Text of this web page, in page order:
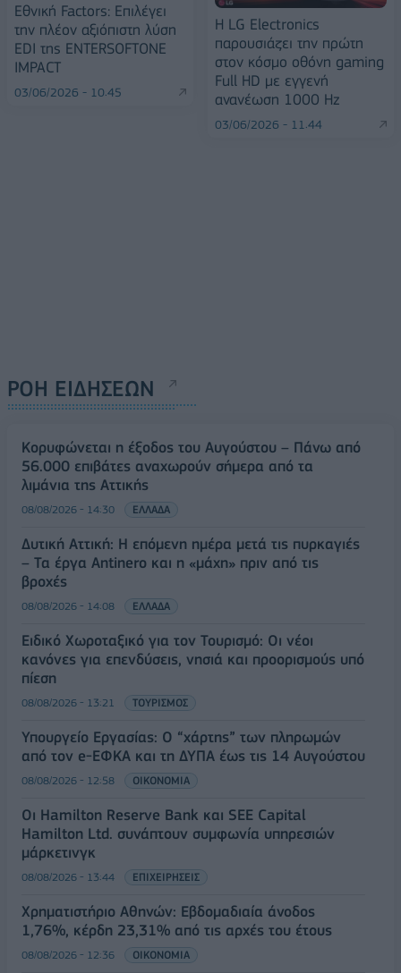
Εθνική Factors: Eπιλέγει
την πλέον αξιόπιστη λύση
EDI της ENTERSOFTONE
IMPACT
03/06/2026 - 10:45
Η LG Electronics
παρουσιάζει την πρώτη
στον κόσμο οθόνη gaming
Full HD με εγγενή
ανανέωση 1000 Hz
03/06/2026 - 11:44
ΡΟΗ ΕΙΔΗΣΕΩΝ
Κορυφώνεται η έξοδος του Αυγούστου – Πάνω από
56.000 επιβάτες αναχωρούν σήμερα από τα
λιμάνια της Αττικής
08/08/2026 - 14:30 ΕΛΛΑΔΑ
Δυτική Αττική: Η επόμενη ημέρα μετά τις πυρκαγιές
– Τα έργα Antinero και η «μάχη» πριν από τις
βροχές
08/08/2026 - 14:08 ΕΛΛΑΔΑ
Ειδικό Χωροταξικό για τον Τουρισμό: Οι νέοι
κανόνες για επενδύσεις, νησιά και προορισμούς υπό
πίεση
08/08/2026 - 13:21 ΤΟΥΡΙΣΜΟΣ
Υπουργείο Εργασίας: Ο “χάρτης” των πληρωμών
από τον e-ΕΦΚΑ και τη ΔΥΠΑ έως τις 14 Αυγούστου
08/08/2026 - 12:58 ΟΙΚΟΝΟΜΙΑ
Οι Hamilton Reserve Bank και SEE Capital
Hamilton Ltd. συνάπτουν συμφωνία υπηρεσιών
μάρκετινγκ
08/08/2026 - 13:44 ΕΠΙΧΕΙΡΗΣΕΙΣ
Χρηματιστήριο Αθηνών: Εβδομαδιαία άνοδος
1,76%, κέρδη 23,31% από τις αρχές του έτους
08/08/2026 - 12:36 ΟΙΚΟΝΟΜΙΑ